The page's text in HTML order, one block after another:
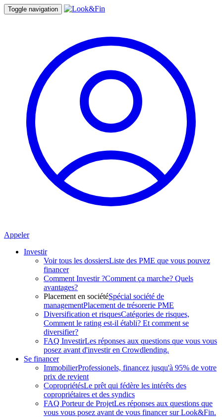
Toggle navigation
Appeler
Investir
Voir tous les dossiersListe des PME que vous pouvez
financer
Comment Investir ?Comment ça marche? Quels
avantages?
Placement en sociétéSpécial société de
managementPlacement de trésorerie PME
Diversification et risquesCatégories de risques,
Comment le rating est-il établi? Et comment se
diversifier?
FAQ InvestirLes réponses aux questions que vous vous
posez avant d'investir en Crowdlending.
Se financer
ImmobilierProfessionels, financez jusqu'à 95% de votre
prix de revient
CopropriétésLe prêt qui fédère les intérêts des
copropriétaires et des syndics
FAQ Porteur de ProjetLes réponses aux questions que
vous vous posez avant de vous financer sur Look&Fin.